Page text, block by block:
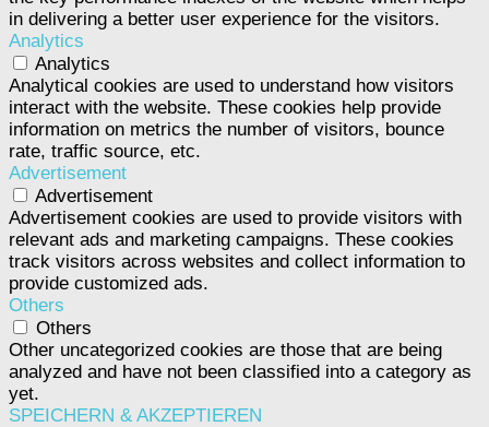
in delivering a better user experience for the visitors.
Analytics
Analytics
Analytical cookies are used to understand how visitors
interact with the website. These cookies help provide
information on metrics the number of visitors, bounce
rate, traffic source, etc.
Advertisement
Advertisement
Advertisement cookies are used to provide visitors with
relevant ads and marketing campaigns. These cookies
track visitors across websites and collect information to
provide customized ads.
Others
Others
Other uncategorized cookies are those that are being
analyzed and have not been classified into a category as
yet.
SPEICHERN & AKZEPTIEREN